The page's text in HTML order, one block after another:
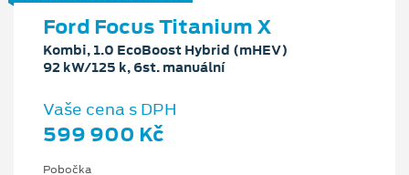
Ford Focus Titanium X
Kombi, 1.0 EcoBoost Hybrid (mHEV)
92 kW/125 k, 6st. manuální
Vaše cena s DPH
599 900 Kč
Pobočka